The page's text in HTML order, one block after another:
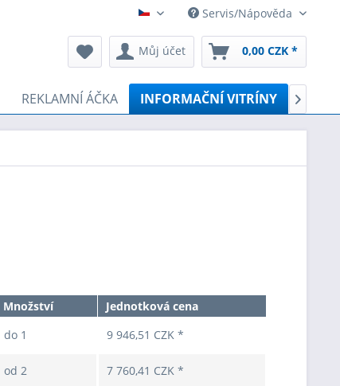
Čeština Servis/Nápověda
Můj účet 0,00 CZK *
REKLAMNÍ ÁČKA INFORMAČNÍ VITRÍNY 
Množství
Jednotková cena
do 1 9 946,51 CZK *
od 2 7 760,41 CZK *